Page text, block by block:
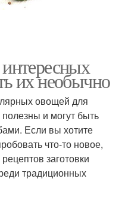
их необычно
овощей для
и могут быть
Если вы хотите
что-то новое,
заготовки
традиционных